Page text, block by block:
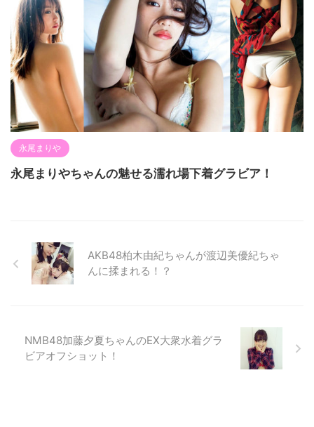
永尾まりや
永尾まりやちゃんの魅せる濡れ場下着グラビア！
AKB48柏木由紀ちゃんが渡辺美優紀ちゃ
んに揉まれる！？
NMB48加藤夕夏ちゃんのEX大衆水着グラ
ビアオフショット！